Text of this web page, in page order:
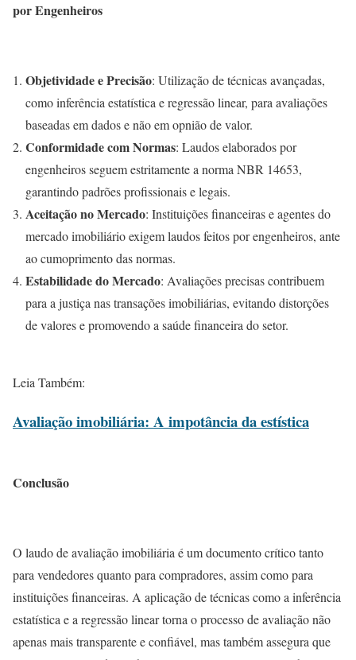
por Engenheiros
Objetividade e Precisão: Utilização de técnicas avançadas,
como inferência estatística e regressão linear, para avaliações
baseadas em dados e não em opnião de valor.
Conformidade com Normas: Laudos elaborados por
engenheiros seguem estritamente a norma NBR 14653,
garantindo padrões profissionais e legais.
Aceitação no Mercado: Instituições financeiras e agentes do
mercado imobiliário exigem laudos feitos por engenheiros, ante
ao cumoprimento das normas.
Estabilidade do Mercado: Avaliações precisas contribuem
para a justiça nas transações imobiliárias, evitando distorções
de valores e promovendo a saúde financeira do setor.
Leia Também:
Avaliação imobiliária: A impotância da estística
Conclusão
O laudo de avaliação imobiliária é um documento crítico tanto
para vendedores quanto para compradores, assim como para
instituições financeiras. A aplicação de técnicas como a inferência
estatística e a regressão linear torna o processo de avaliação não
apenas mais transparente e confiável, mas também assegura que